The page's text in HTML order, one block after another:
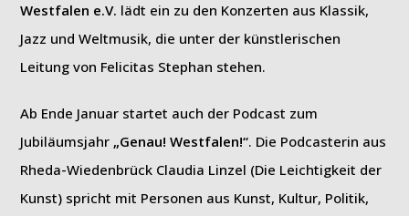
Westfalen e.V. lädt ein zu den Konzerten aus Klassik,
Jazz und Weltmusik, die unter der künstlerischen
Leitung von Felicitas Stephan stehen.
Ab Ende Januar startet auch der Podcast zum
Jubiläumsjahr „Genau! Westfalen!“. Die Podcasterin aus
Rheda-Wiedenbrück Claudia Linzel (Die Leichtigkeit der
Kunst) spricht mit Personen aus Kunst, Kultur, Politik,